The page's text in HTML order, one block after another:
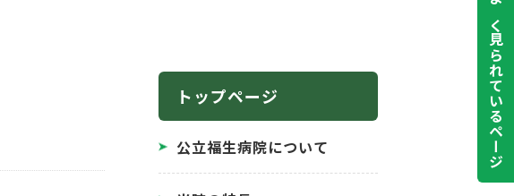
よく見られているページ
トップページ
公立福生病院について